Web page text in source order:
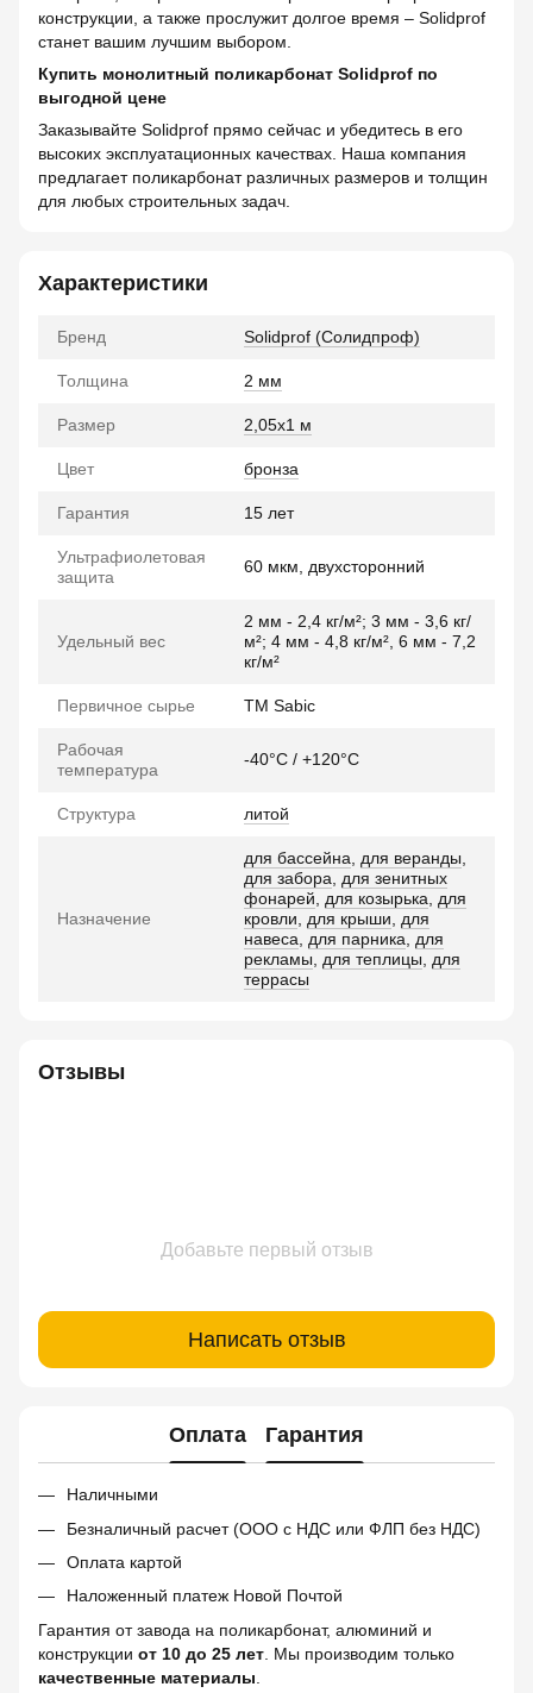
конструкции, а также прослужит долгое время – Solidprof
станет вашим лучшим выбором.
Купить монолитный поликарбонат Solidprof по
выгодной цене
Заказывайте Solidprof прямо сейчас и убедитесь в его
высоких эксплуатационных качествах. Наша компания
предлагает поликарбонат различных размеров и толщин
для любых строительных задач.
Характеристики
Бренд Solidprof (Солидпроф)
Толщина 2 мм
Размер 2,05x1 м
Цвет бронза
Гарантия 15 лет
Ультрафиолетовая
защита
60 мкм, двухсторонний
Удельный вес
2 мм - 2,4 кг/м²; 3 мм - 3,6 кг/
м²; 4 мм - 4,8 кг/м², 6 мм - 7,2
кг/м²
Первичное сырье TM Sabic
Рабочая
температура
-40°C / +120°C
Структура литой
Назначение
для бассейна для веранды
для забора
для зенитных
фонарей
для козырька
для
кровли
для крыши
для
навеса
для парника
для
рекламы
для теплицы
для
террасы
Отзывы
Добавьте первый отзыв
Написать отзыв
Оплата Гарантия
Наличными
Безналичный расчет (ООО с НДС или ФЛП без НДС)
Оплата картой
Наложенный платеж Новой Почтой
Гарантия от завода на поликарбонат, алюминий и
конструкции от 10 до 25 лет . Мы производим только
качественные материалы